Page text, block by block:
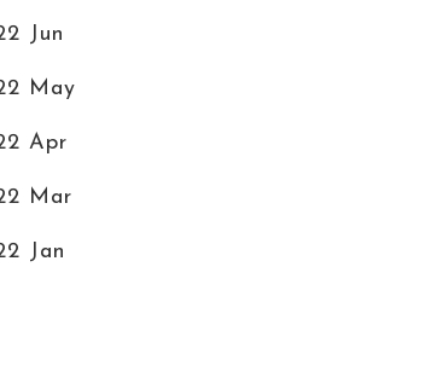
Jun
May
Apr
Mar
Jan